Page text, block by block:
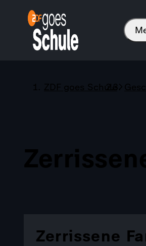
ZDF goes Schule
Zerrissene